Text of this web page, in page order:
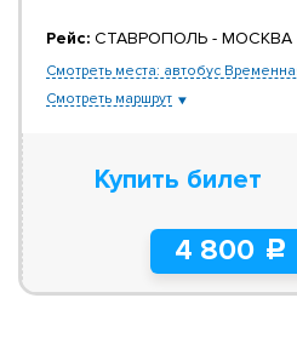
Рейс: СТАВРОПОЛЬ - МОСКВА
Смотреть места: автобус
Смотреть маршрут
Купить билет
4 800 c